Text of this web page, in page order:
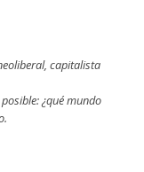
capitalista
¿qué mundo